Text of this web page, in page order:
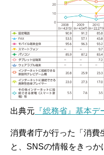
出典元 『総務省』基本デ
消費者庁が行った「消費
と、SNSの情報をきっ